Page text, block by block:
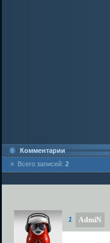
Комментарии
» Всего записей: 2
1 AdmiN